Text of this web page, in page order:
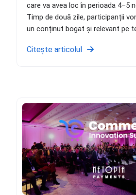
care va avea loc în perioada 4–5
Timp de două zile, participanții
un conținut bogat și relevant pe
Citește articolul